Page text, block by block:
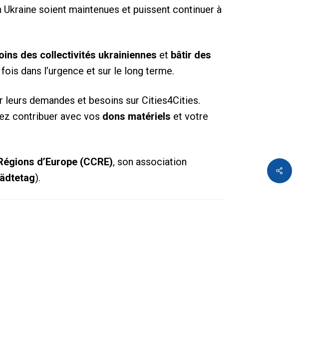
soient maintenues et puissent continuer à
des collectivités ukrainiennes et bâtir des
dans l’urgence et sur le long terme.
demandes et besoins sur Cities4Cities.
contribuer avec vos dons matériels et votre
d’Europe (CCRE), son association
).